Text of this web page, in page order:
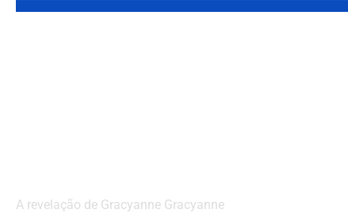
A revelação de Gracyanne Gracyanne